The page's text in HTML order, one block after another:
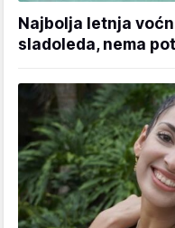
Najbolja letnja
sladoleda, nema